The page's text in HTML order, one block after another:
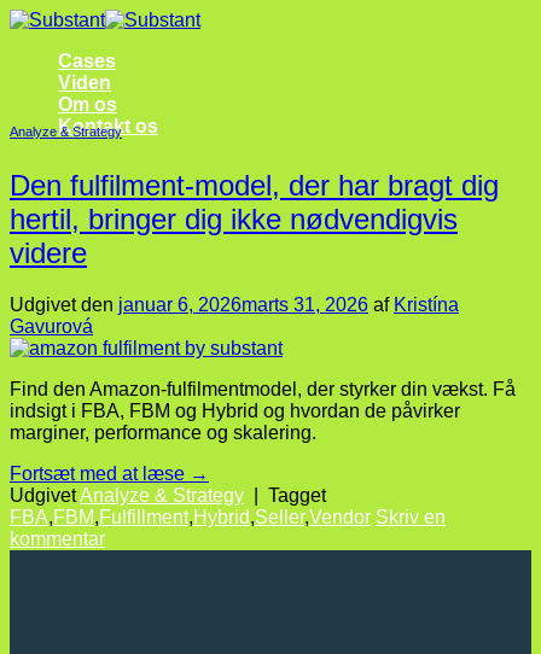
Fortsæt
indholdCases
Viden
Om os
Kontakt os
Analyze & Strategy
Den fulfilment-model, der har bragt dig
hertil, bringer dig ikke nødvendigvis
videre
Udgivet den januar 6, 2026marts 31, 2026 af Kristína
Gavurová
Find den Amazon-fulfilmentmodel, der styrker din vækst. Få
indsigt i FBA, FBM og Hybrid og hvordan de påvirker
marginer, performance og skalering.
Fortsæt med at læse →
UdgivetAnalyze & Strategy
Tagget
FBA,FBM,Fulfillment,Hybrid,Seller,Vendor Skriv en
kommentar